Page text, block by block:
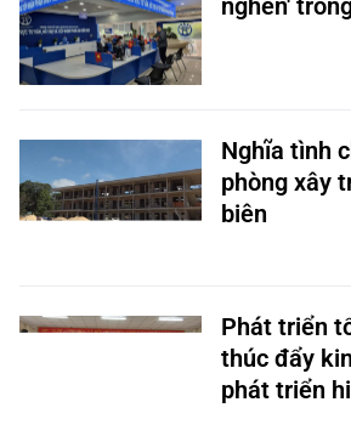
nghẽn'
Nghĩa tình
phòng xây
biên
Phát triển
thúc đẩy
phát triển